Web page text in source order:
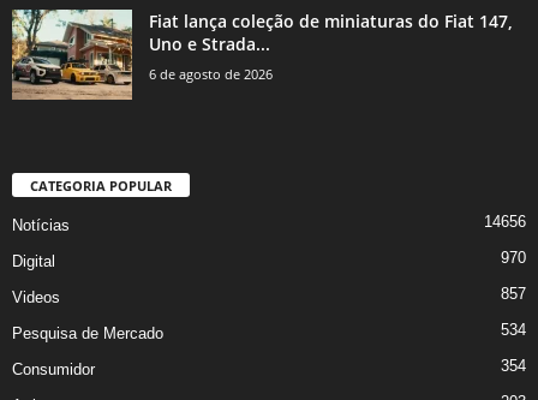
Fiat lança coleção de miniaturas do Fiat 147,
Uno e Strada...
6 de agosto de 2026
CATEGORIA POPULAR
Notícias 14656
Digital 970
Videos 857
Pesquisa de Mercado 534
Consumidor 354